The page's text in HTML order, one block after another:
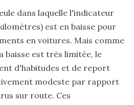
dans laquelle l'indicateur
est en baisse pour
en voitures. Mais comme
baisse est très limitée, le
d'habitudes et de report
modeste par rapport
sur route. Ces